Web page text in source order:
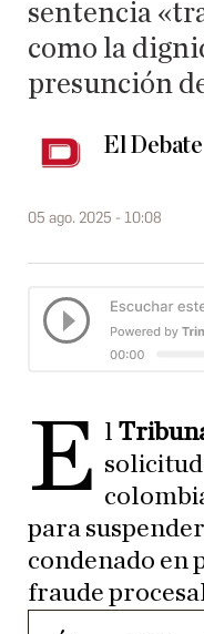
sentencia
como la
presunción
El Debate
05 ago. 2025 - 10:08
E l
solicitud
para
condenado en
fraude